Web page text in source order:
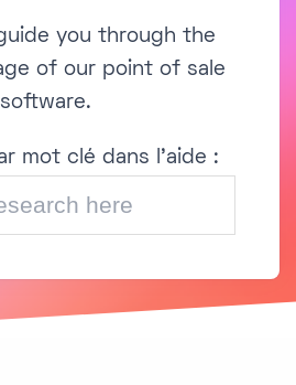
you through the
of our point of sale
mot clé dans l'aide :